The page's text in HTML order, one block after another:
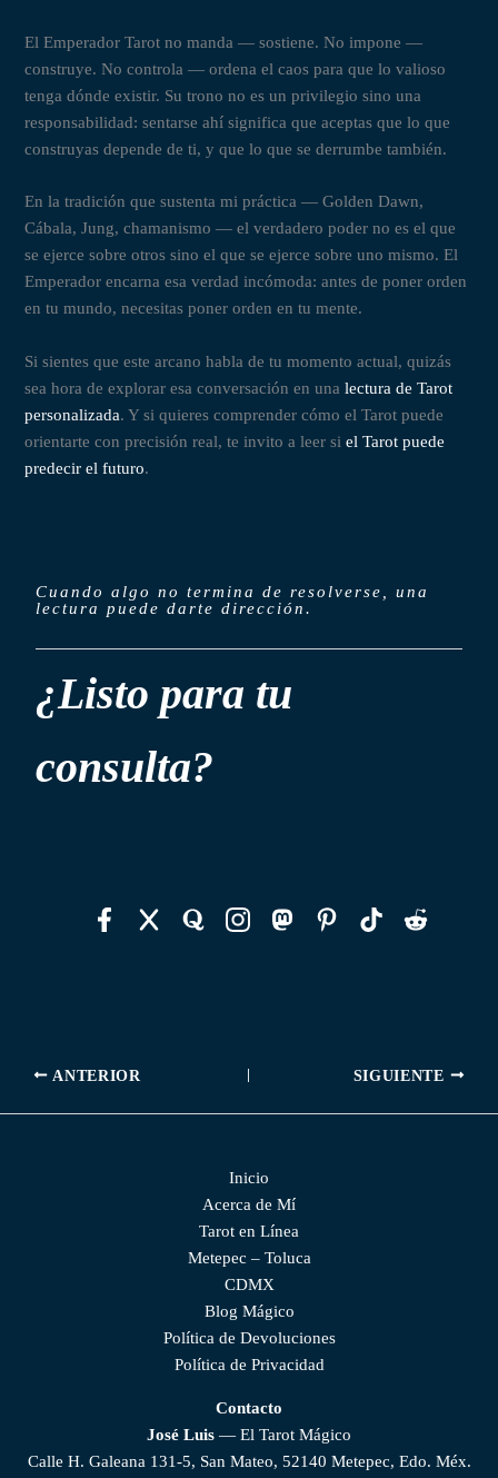
El Emperador Tarot no manda — sostiene. No impone —
construye. No controla — ordena el caos para que lo valioso
tenga dónde existir. Su trono no es un privilegio sino una
responsabilidad: sentarse ahí significa que aceptas que lo que
construyas depende de ti, y que lo que se derrumbe también.
En la tradición que sustenta mi práctica — Golden Dawn,
Cábala, Jung, chamanismo — el verdadero poder no es el que
se ejerce sobre otros sino el que se ejerce sobre uno mismo. El
Emperador encarna esa verdad incómoda: antes de poner orden
en tu mundo, necesitas poner orden en tu mente.
Si sientes que este arcano habla de tu momento actual, quizás
sea hora de explorar esa conversación en unalectura de Tarot
personalizada. Y si quieres comprender cómo el Tarot puede
orientarte con precisión real, te invito a leer siel Tarot puede
predecir el futuro.
Cuando algo no termina de resolverse, una
lectura puede darte dirección.
¿Listo para tu
consulta?
ANTERIOR SIGUIENTE
Inicio
Acerca de Mí
Tarot en Línea
Metepec – Toluca
CDMX
Blog Mágico
Política de Devoluciones
Política de Privacidad
Contacto
José Luis — El Tarot Mágico
Calle H. Galeana 131-5, San Mateo, 52140 Metepec, Edo. Méx.